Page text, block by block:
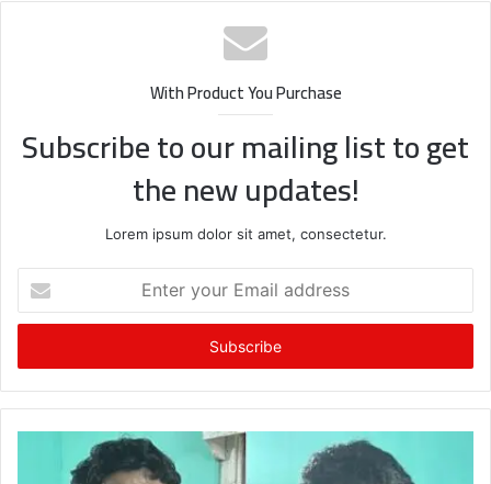
With Product You Purchase
Subscribe to our mailing list to get
the new updates!
Lorem ipsum dolor sit amet, consectetur.
your
Email